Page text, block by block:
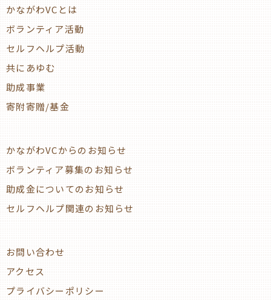
かながわVCとは
ボランティア活動
セルフヘルプ活動
共にあゆむ
助成事業
寄附寄贈/基金
かながわVCからのお知らせ
ボランティア募集のお知らせ
助成金についてのお知らせ
セルフヘルプ関連のお知らせ
お問い合わせ
アクセス
プライバシーポリシー